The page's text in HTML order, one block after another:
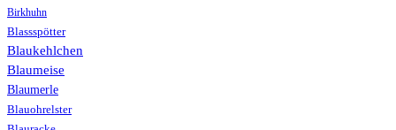
Birkhuhn
Blassspötter
Blaukehlchen
Blaumeise
Blaumerle
Blauohrelster